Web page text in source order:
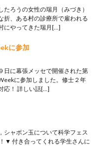
ろうの女性の瑞月（みづき）
折、ある村の診療所で雇われる
にやってきた瑞月[…]
に参加
日に幕張メッセで開催された第
に参加しました。修士２年
応！ 詳しい話[…]
シャボン玉について科学フェス
▼ 付き合ってくれる学生さんに